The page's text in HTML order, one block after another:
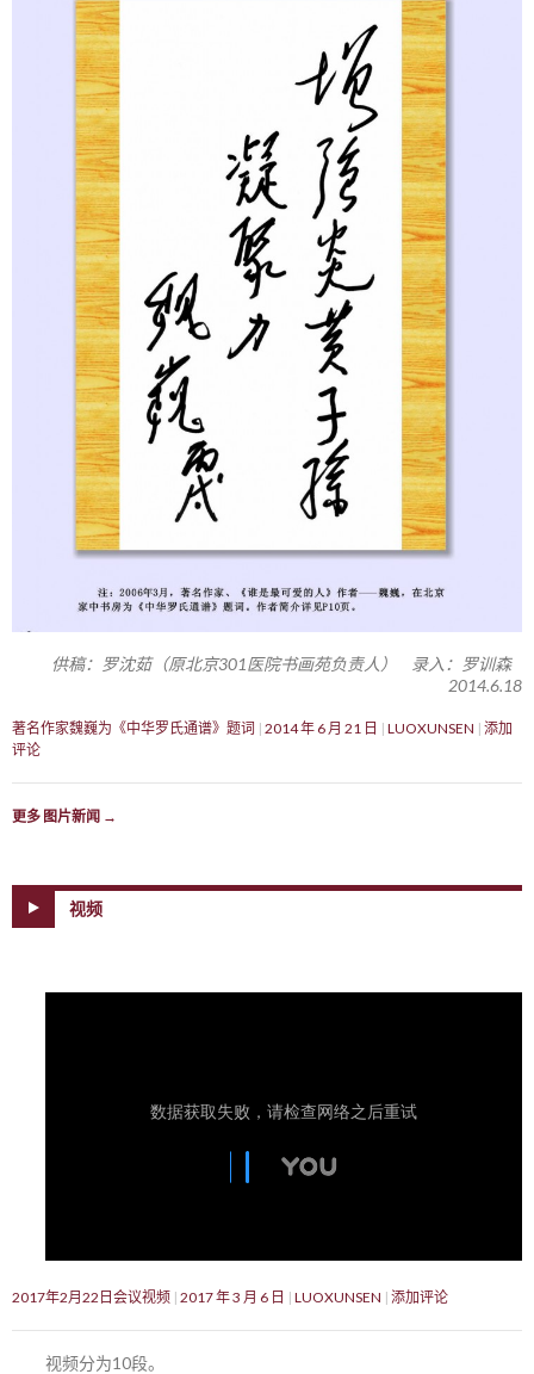
供稿：罗沈茹（原北京301医院书画苑负责人） 录入：罗训森
2014.6.18
著名作家魏巍为《中华罗氏通谱》题词 2014 年 6 月 21 日 LUOXUNSEN 添加
评论
更多 图片新闻 →
视频
2017年2月22日会议视频 2017 年 3 月 6 日 LUOXUNSEN 添加评论
视频分为10段。